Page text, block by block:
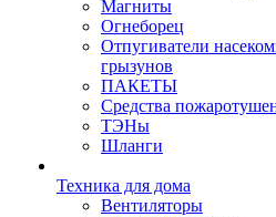
Магниты
Огнеборец
Отпугиватели
грызунов
ПАКЕТЫ
Средства
ТЭНы
Шланги
Техника для дома
Вентиляторы